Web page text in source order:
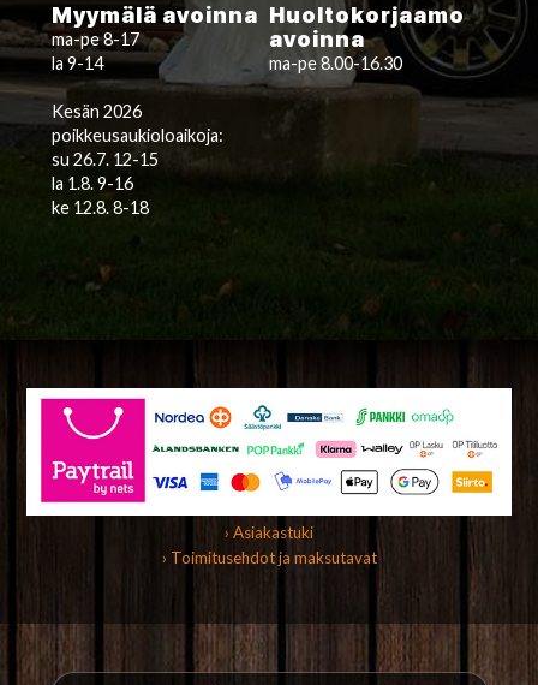
Myymälä avoinna
ma-pe 8-17
la 9-14
Kesän 2026
poikkeusaukioloaikoja:
su 26.7. 12-15
la 1.8. 9-16
ke 12.8. 8-18
Huoltokorjaamo
avoinna
ma-pe 8.00-16.30
› Asiakastuki
› Toimitusehdot ja maksutavat